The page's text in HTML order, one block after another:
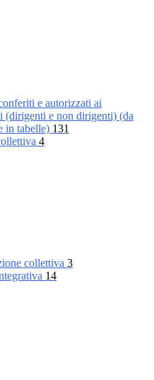
e autorizzati ai
(dirigenti e non dirigenti) (da
in tabelle) 131
4
collettiva 3
14